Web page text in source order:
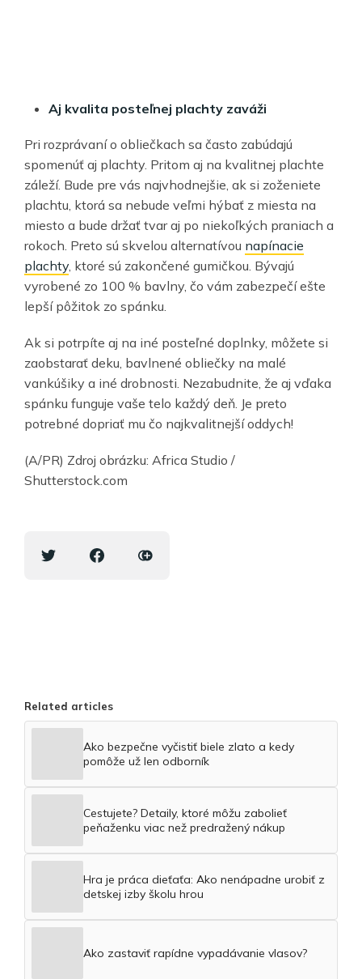
Aj kvalita posteľnej plachty zaváži
Pri rozprávaní o obliečkach sa často zabúdajú
spomenúť aj plachty. Pritom aj na kvalitnej plachte
záleží. Bude pre vás najvhodnejšie, ak si zoženiete
plachtu, ktorá sa nebude veľmi hýbať z miesta na
miesto a bude držať tvar aj po niekoľkých praniach a
rokoch. Preto sú skvelou alternatívou napínacie
plachty , ktoré sú zakončené gumičkou. Bývajú
vyrobené zo 100 % bavlny, čo vám zabezpečí ešte
lepší pôžitok zo spánku.
Ak si potrpíte aj na iné posteľné doplnky, môžete si
zaobstarať deku, bavlnené obliečky na malé
vankúšiky a iné drobnosti. Nezabudnite, že aj vďaka
spánku funguje vaše telo každý deň. Je preto
potrebné dopriať mu čo najkvalitnejší oddych!
(A/PR) Zdroj obrázku: Africa Studio /
Shutterstock.com
Related articles
Ako bezpečne vyčistiť biele zlato a kedy
pomôže už len odborník
Cestujete? Detaily, ktoré môžu zabolieť
peňaženku viac než predražený nákup
Hra je práca dieťaťa: Ako nenápadne urobiť z
detskej izby školu hrou
Ako zastaviť rapídne vypadávanie vlasov?